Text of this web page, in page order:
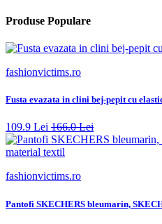
Produse Populare
fashionvictims.ro
Fusta evazata in clini bej-pepit cu
109.9 Lei 166.0 Lei
fashionvictims.ro
Pantofi SKECHERS bleumarin,